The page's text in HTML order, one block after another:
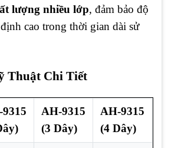
lượng nhiều lớp, đảm bảo độ
cao trong thời gian dài sử
Thuật Chi Tiết
AH-9315
(3 Dây)
AH-9315
(4 Dây)